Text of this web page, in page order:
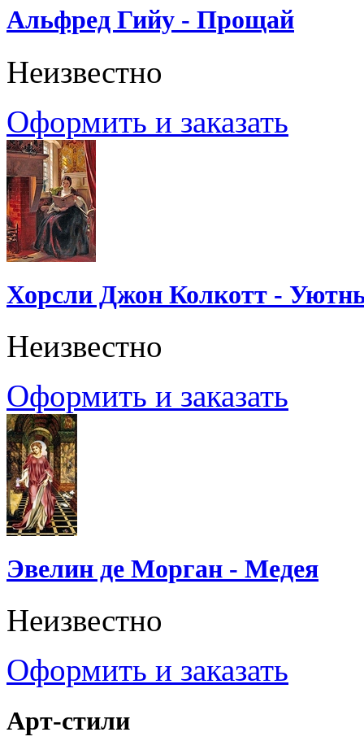
Альфред Гийу - Прощай
Неизвестно
Оформить и заказать
Хорсли Джон Колкотт -
Неизвестно
Оформить и заказать
Эвелин де Морган - Медея
Неизвестно
Оформить и заказать
Арт-стили